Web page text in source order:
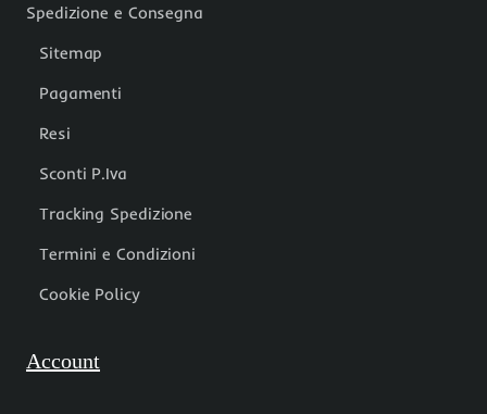
Spedizione e Consegna
Sitemap
Pagamenti
Resi
Sconti P.Iva
Tracking Spedizione
Termini e Condizioni
Cookie Policy
Account